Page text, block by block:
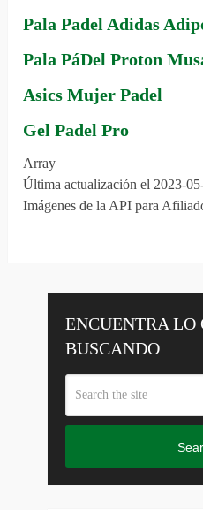
Pala Padel Adidas
Pala PáDel Proton
Asics Mujer Padel
Gel Padel Pro
Array
Última actualización el 2023-
Imágenes de la API para
ENCUENTRA LO
BUSCANDO